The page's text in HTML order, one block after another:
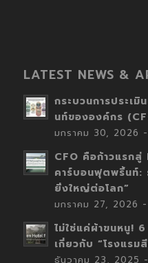
LATEST NEWS &
กระบวนการประเ
นท์ขององค์กร
มกราคม 30, 2026
CFO คือก้าวแรกสู่
คาร์บอนฟุตพริ้นท์:
ยิ่งใหญ่ต่อโลก”
มกราคม 27, 2026 -
ไม่ใช่แค่ผ้าขนหนู!
เกี่ยวกับ “โรงแรม
ธันวาคม 23, 2025